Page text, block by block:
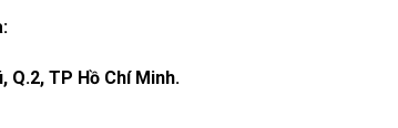
Q.2, TP Hồ Chí Minh.